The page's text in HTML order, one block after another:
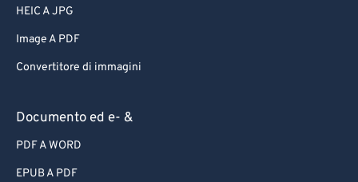
HEIC A JPG
Image A PDF
Convertitore di immagini
Documento ed e- &
PDF A WORD
EPUB A PDF